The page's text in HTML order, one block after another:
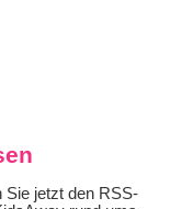
Sie jetzt den RSS-